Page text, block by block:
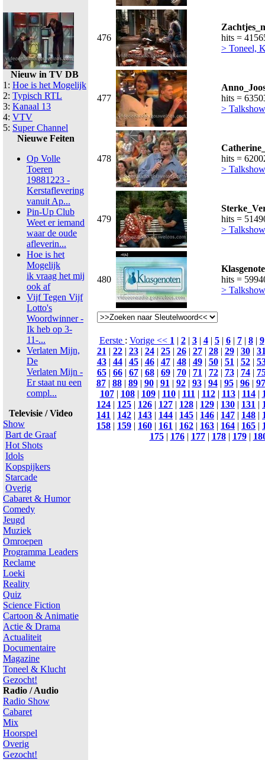
Nieuw in TV DB
1: Hoe is het Mogelijk
2: Typisch RTL
3: Kanaal 13
4: VTV
5: Super Channel
Nieuwe Feiten
Op Volle
Toeren
19881223 -
Kerstaflevering
vanuit Ap...
Pin-Up Club
Weet er iemand
waar de oude
afleverin...
Hoe is het
Mogelijk
ik vraag het mij
ook af
Vijf Tegen Vijf
Lotto's
Woordwinner -
Ik heb op 3-
11-...
Verlaten Mijn,
De
Verlaten Mijn -
Er staat nu een
compl...
Televisie / Video
Show
Bart de Graaf
Hot Shots
Idols
Kopspijkers
Starcade
Overig
Cabaret & Humor
Comedy
Jeugd
Muziek
Omroepen
Programma Leaders
Reclame
Loeki
Reality
Quiz
Science Fiction
Cartoon & Animatie
Actie & Drama
Actualiteit
Documentaire
Magazine
Toneel & Klucht
Gezocht!
Radio / Audio
Radio Show
Cabaret
Mix
Hoorspel
Overig
Gezocht!
476
hits =
> Toneel,
477
hits =
>
478
hits =
>
479
hits =
>
480
hits =
>
Eerste : Vorige << 1| 2| 3| 4| 5| 6| 7| 8| 9
21| 22| 23| 24| 25| 26| 27| 28| 29| 30|
43| 44| 45| 46| 47| 48| 49| 50| 51| 52|
65| 66| 67| 68| 69| 70| 71| 72| 73| 74|
87| 88| 89| 90| 91| 92| 93| 94| 95| 96| 97
107| 108| 109| 110| 111| 112| 113| 114|
124 | 125 | 126 | 127 | 128 | 129 | 130 | 131 |
141 | 142 | 143 | 144 | 145 | 146 | 147 | 148 |
158 | 159 | 160 | 161 | 162 | 163 | 164 | 165 |
175| 176| 177| 178| 179|